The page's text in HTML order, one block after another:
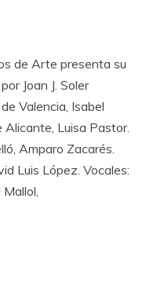
de Arte presenta su
Joan J. Soler
Valencia, Isabel
Alicante, Luisa Pastor.
Amparo Zacarés.
Luis López. Vocales: